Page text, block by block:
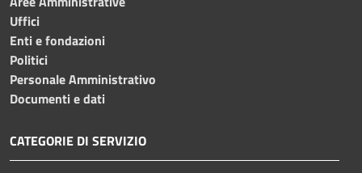
Uffici
Enti e fondazioni
Politici
Personale Amministrativo
Documenti e dati
CATEGORIE DI SERVIZIO